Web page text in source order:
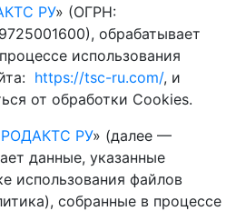
РУ» (ОГРН:
обрабатывает
использования
https://tsc-ru.com/, и
от обработки Сookies.
РУ» (далее —
данные, указанные
использования файлов
собранные в процессе